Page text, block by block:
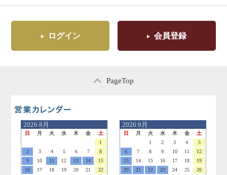
ログイン 会員登録
PageTop
2026 8月
日 月 火 水 木 金
土
1
2
3 4 5 6 7
8
9
10 11 12 13 14
15
16
17 18 19 20 21
22
2026 9月
日 月 火 水 木 金
土
1
2 3 4
5
6
7 8 9 10 11
12
13
14 15 16 17 18
19
20
21 22 23 24 25
26